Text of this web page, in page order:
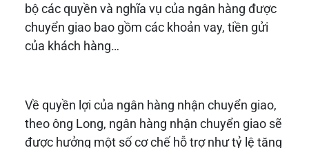
bộ các quyền và nghĩa vụ của ngân hàng được
chuyển giao bao gồm các khoản vay, tiền gửi
của khách hàng…
Về quyền lợi của ngân hàng nhận chuyển giao,
theo ông Long, ngân hàng nhận chuyển giao sẽ
được hưởng một số cơ chế hỗ trợ như tỷ lệ tăng